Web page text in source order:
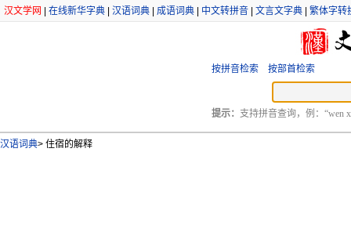
汉文学网 在线新华字典 汉语词典 成语词典 中文转拼音 文言文字典 繁体字转
按拼音检索 按部首检索
提示： 支持拼音查询，例：“wen
汉语词典> 住宿的解释